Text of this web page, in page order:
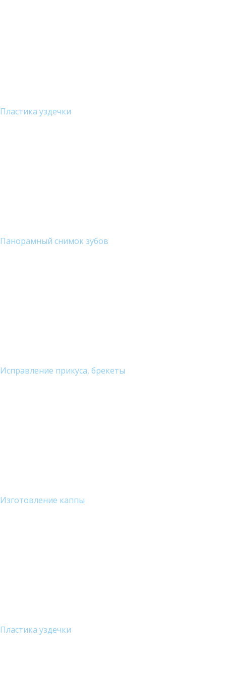
Пластика уздечки
Панорамный снимок зубов
Исправление прикуса, брекеты
Изготовление каппы
Пластика уздечки